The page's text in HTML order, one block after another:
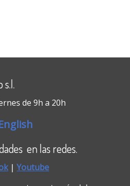
s.l.
de 9h a 20h
en las redes.
k| Youtube